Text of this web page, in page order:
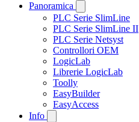
Panoramica
PLC Serie SlimLine
PLC Serie SlimLine II
PLC Serie Netsyst
Controllori OEM
LogicLab
Librerie LogicLab
Toolly
EasyBuilder
EasyAccess
Info